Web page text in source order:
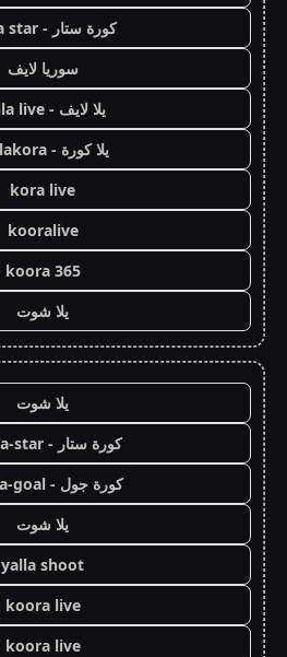
كورة ستار - kora star
سوريا لايف
يلا لايف - yalla live
يلا كورة - yallakora
kora live
kooralive
koora 365
يلا شوت
يلا شوت
كورة ستار - koora-star
كورة جول - koora-goal
يلا شوت
yalla shoot
koora live
koora live